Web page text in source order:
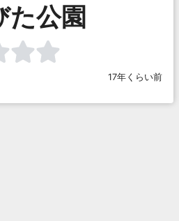
た公園
17年くらい前